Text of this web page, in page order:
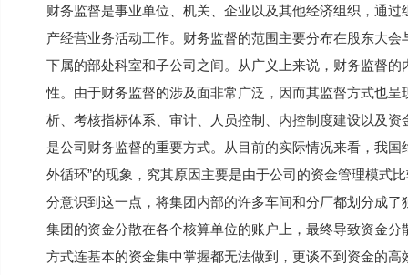
财务监督是事业单位、机关、企业以及其他经济组织，通
产经营业务活动工作。财务监督的范围主要分布在股东大
下属的部处科室和子公司之间。从广义上来说，财务监督
性。由于财务监督的涉及面非常广泛，因而其监督方式也
析、考核指标体系、审计、人员控制、内控制度建设以及
是公司财务监督的重要方式。从目前的实际情况来看，我
外循环”的现象，究其原因主要是由于公司的资金管理模式
分意识到这一点，将集团内部的许多车间和分厂都划分成
集团的资金分散在各个核算单位的账户上，最终导致资金
方式连基本的资金集中掌握都无法做到，更谈不到资金的